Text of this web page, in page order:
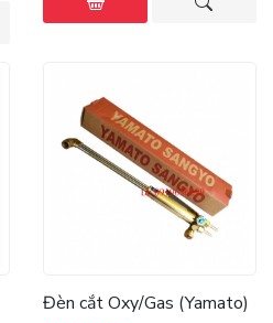
Đèn cắt Oxy/Gas (Yamato)